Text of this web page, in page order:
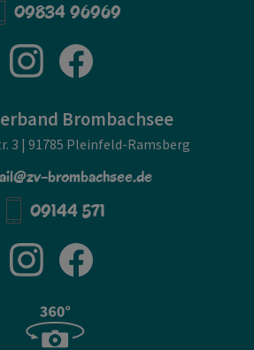
09834 96969
Brombachsee
3 | 91785 Pleinfeld-Ramsberg
brombachsee.de
09144 571